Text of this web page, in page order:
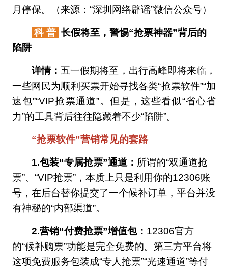
月停保。（来源：“深圳网络辟谣”微信公众号）
科 普 长假将至，警惕“抢票神器”背后的
陷阱
详情： 五一假期将至，出行高峰即将来临，
一些网民为顺利买票开始寻找各类“抢票软件”“加
速包”“VIP抢票通道”。但是，这些看似“省心省
力”的工具背后往往隐藏着不少“陷阱”。
“抢票软件”营销常见的套路
1.包装“专属抢票”通道： 所谓的“双通道抢
票”、“VIP抢票”，本质上只是利用你的12306账
号，在后台替你提交了一个候补订单，平台并没
有神秘的“内部渠道”。
2.营销“付费抢票”增值包： 12306官方
的“候补购票”功能是完全免费的。第三方平台将
这项免费服务包装成“专人抢票”“光速通道”等付